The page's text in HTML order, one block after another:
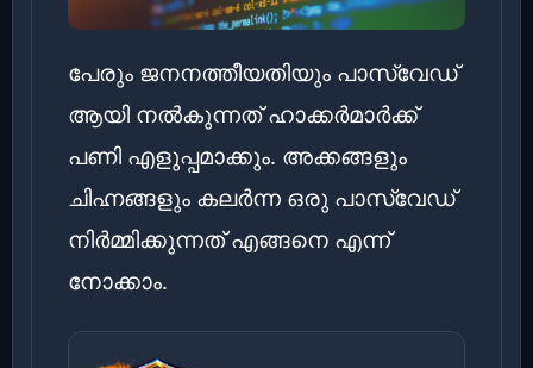
പേരും ജനനത്തീയതിയും പാസ്‌വേഡ്
ആയി നൽകുന്നത് ഹാക്കർമാർക്ക്
പണി എളുപ്പമാക്കും. അക്കങ്ങളും
ചിഹ്നങ്ങളും കലർന്ന ഒരു പാസ്‌വേഡ്
നിർമ്മിക്കുന്നത് എങ്ങനെ എന്ന്
നോക്കാം.